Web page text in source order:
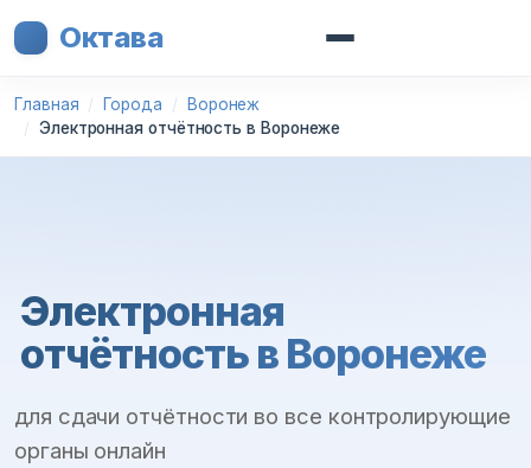
Октава
Главная Города
Воронеж
Электронная отчётность в Воронеже
Электронная
отчётность в Воронеже
для сдачи отчётности во все контролирующие
органы онлайн